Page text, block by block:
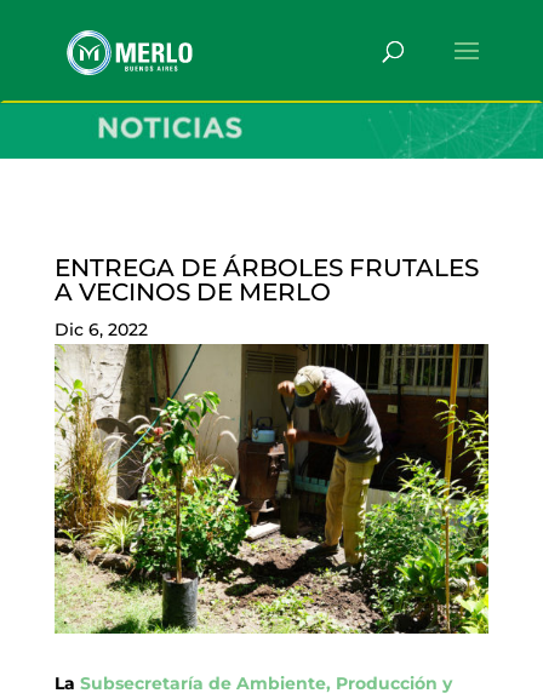
ENTREGA DE ÁRBOLES FRUTALES
A VECINOS DE MERLO
Dic 6, 2022
La Subsecretaría de Ambiente, Producción y